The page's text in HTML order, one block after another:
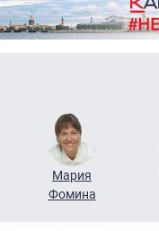
Мария
Фомина